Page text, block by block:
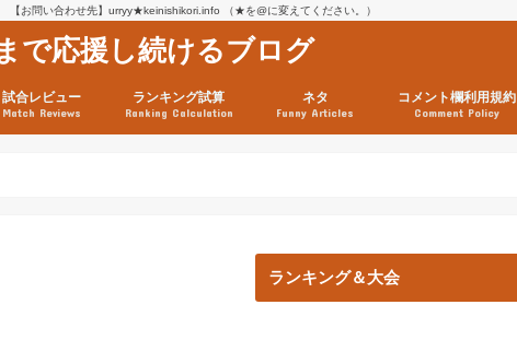
お問い合わせ先】urryy★keinishikori.info （★を@に変えてください。）
で応援し続けるブログ
試合レビュー
Match Reviews
ランキング試算
Ranking Calculation
ネタ
Funny Articles
コメント欄利用規約
Comment Policy
ランキング＆大会